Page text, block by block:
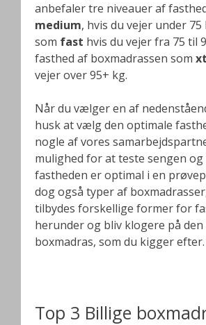
anbefaler tre niveauer af
medium, hvis du vejer under
som fast hvis du vejer fra 75 til
fasthed af boxmadrassen som
vejer over 95+ kg.
Når du vælger en af
husk at vælg den optimale
nogle af vores
mulighed for at teste sengen
fastheden er optimal i en
dog også typer af
tilbydes forskellige former for
herunder og bliv klogere på
boxmadras, som du kigger efter.
Top 3 Billige